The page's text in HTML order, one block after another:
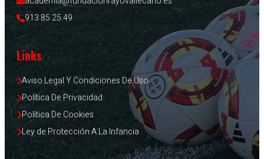
913 85 25 49
Links
Aviso Legal Y Condiciones De Uso
Política De Privacidad
Política De Cookies
Ley de Protección A La Infancia